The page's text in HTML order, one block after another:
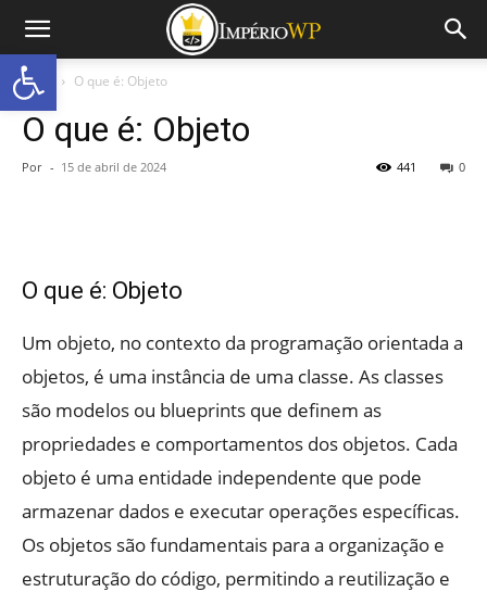
Início O que é: Objeto
O que é: Objeto
Por - 15 de abril de 2024 0
441
O que é: Objeto
Um objeto, no contexto da programação orientada a
objetos, é uma instância de uma classe. As classes
são modelos ou blueprints que definem as
propriedades e comportamentos dos objetos. Cada
objeto é uma entidade independente que pode
armazenar dados e executar operações específicas.
Os objetos são fundamentais para a organização e
estruturação do código, permitindo a reutilização e
Abrir a barra de ferramentas